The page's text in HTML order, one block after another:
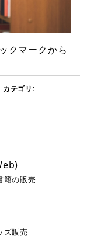
クマークから
カテゴリ:
籍の販売
ズ販売